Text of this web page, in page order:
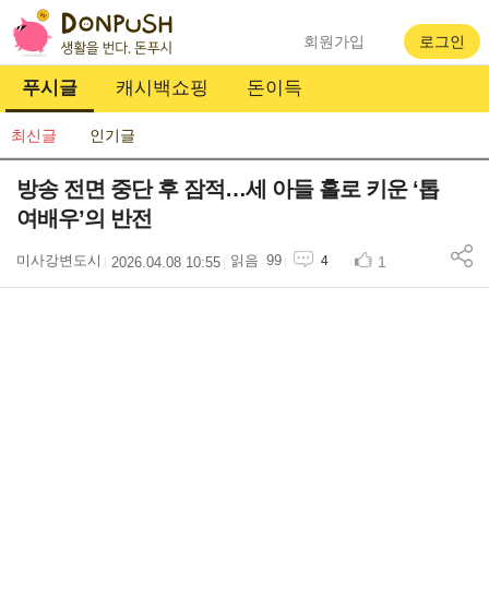
푸시글 캐시백쇼핑 돈이득
회원가입 로그인
최신글 인기글
방송 전면 중단 후 잠적…세 아들 홀로 키운 ‘톱
여배우’의 반전
미사강변도시 2026.04.08 10:55 99 4 1